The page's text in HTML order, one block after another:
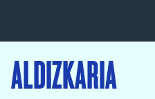
ALDIZKARIA